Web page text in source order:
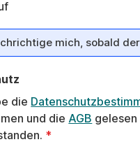
mich, sobald
die
und die AGB gelesen
*